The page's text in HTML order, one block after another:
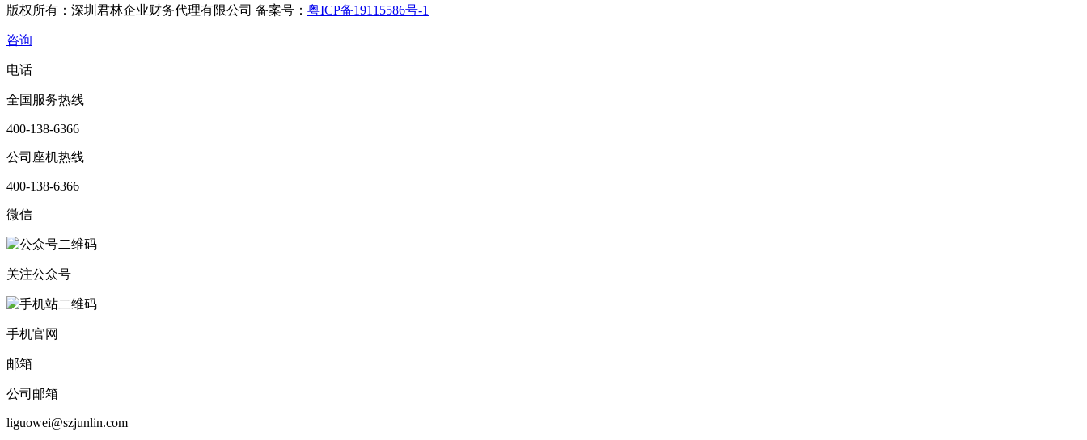
版权所有：深圳君林企业财务代理有限公司 备案号： 粤ICP备19115586号-1
咨询
电话
全国服务热线
400-138-6366
公司座机热线
400-138-6366
微信
关注公众号
手机官网
邮箱
公司邮箱
liguowei@szjunlin.com